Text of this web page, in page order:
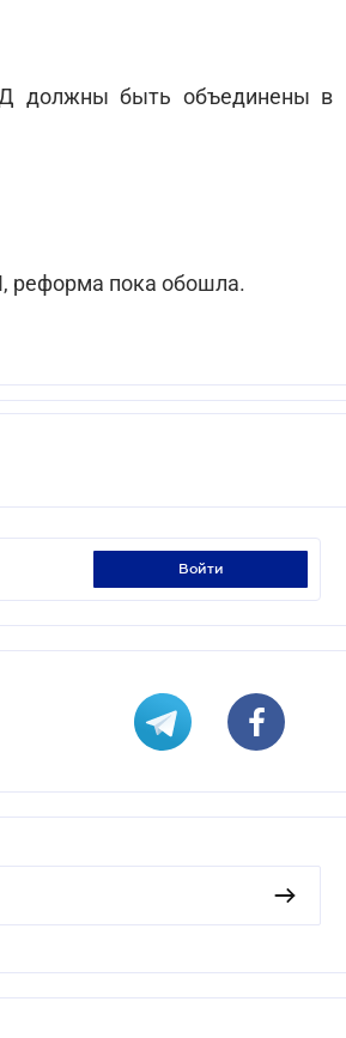
должны быть объединены в
реформа пока обошла.
войти